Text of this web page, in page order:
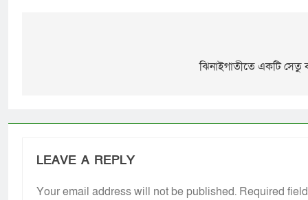
ঝিনাইগাতীতে একটি সেতু
LEAVE A REPLY
Your email address will not be published. Required